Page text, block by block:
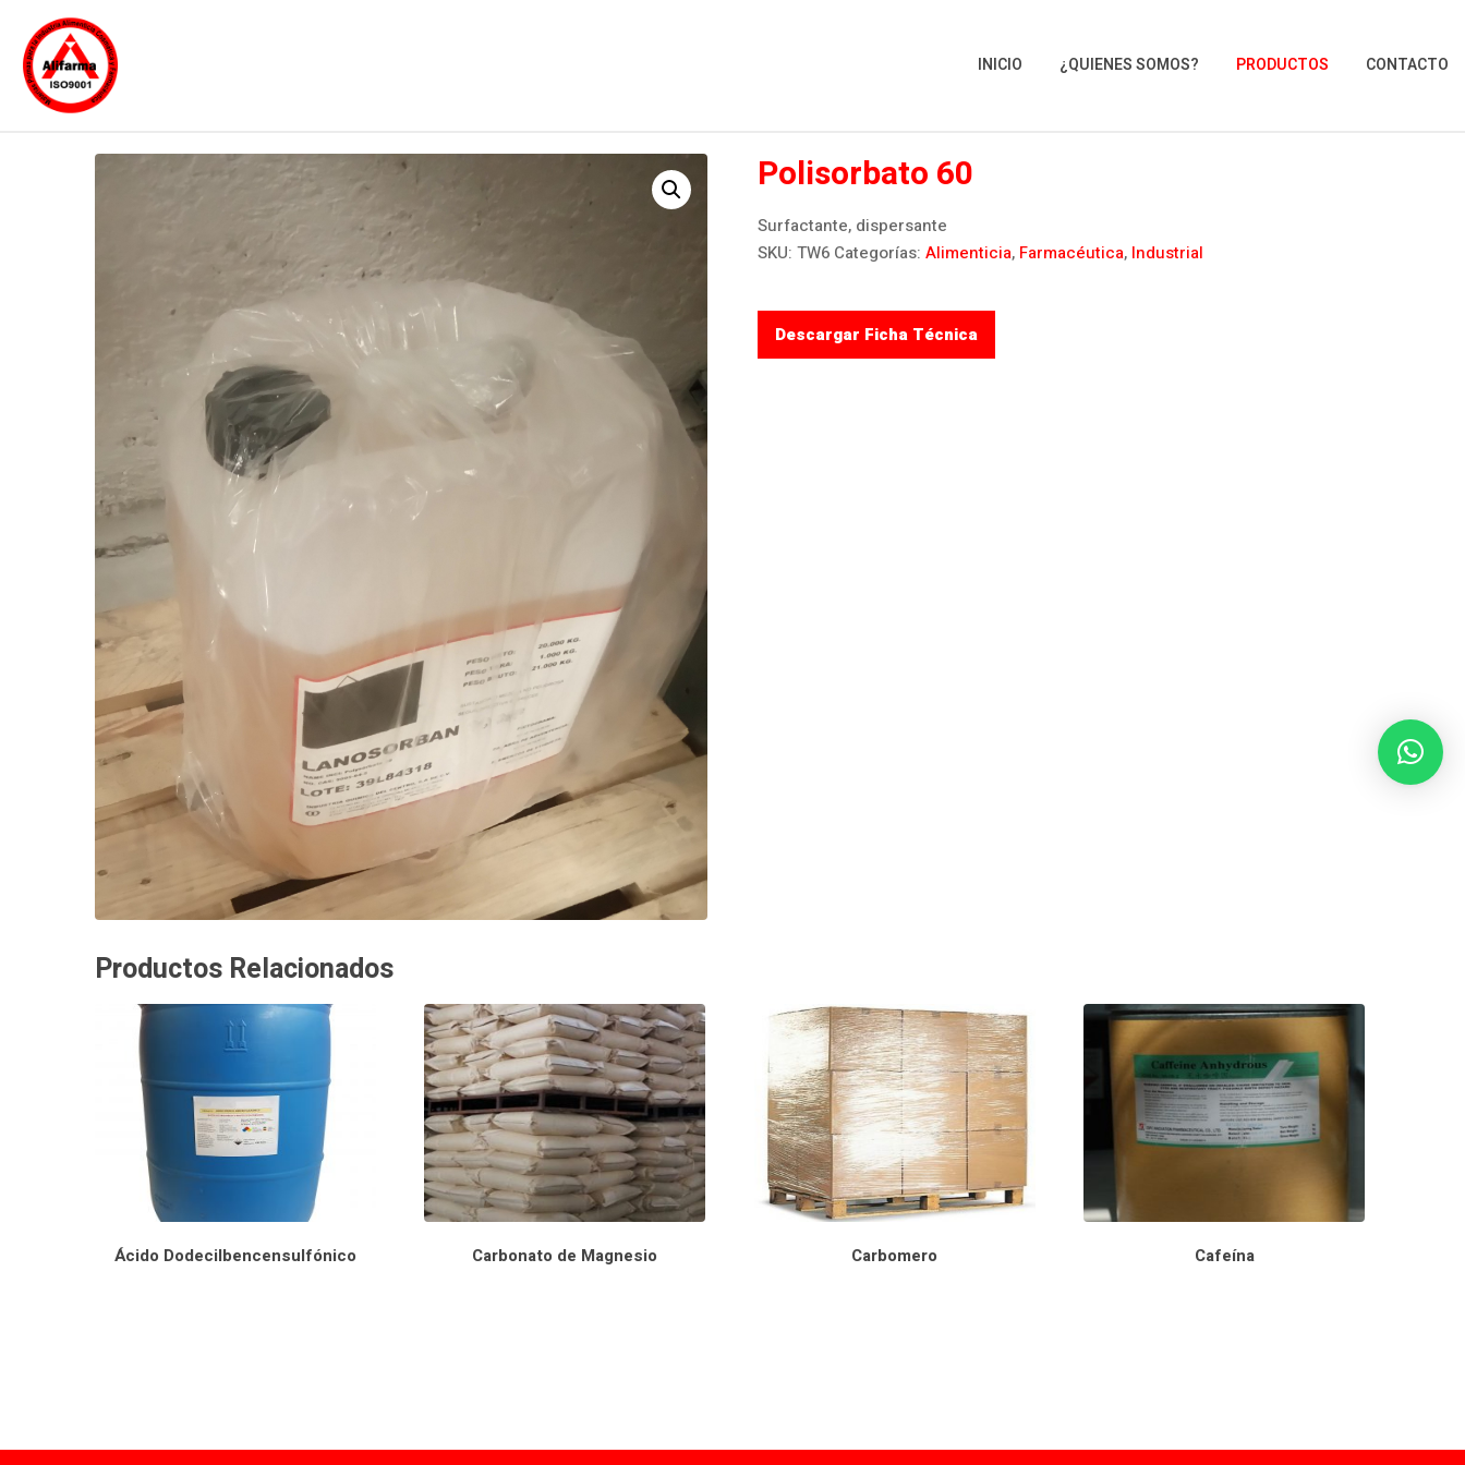
INICIO ¿QUIENES SOMOS? PRODUCTOS CONTACTO
Polisorbato 60
Surfactante, dispersante
SKU:TW6 Categorías:Alimenticia, Farmacéutica, Industrial
Descargar Ficha Técnica
Productos Relacionados
Ácido Dodecilbencensulfónico Carbonato de Magnesio Carbomero Cafeína